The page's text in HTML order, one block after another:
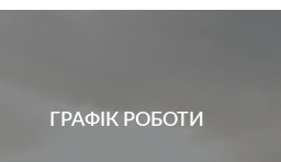
ГРАФІК РОБОТИ